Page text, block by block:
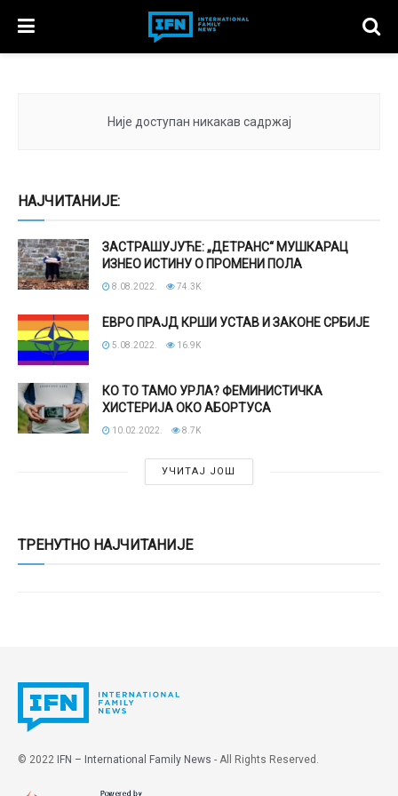
Није доступан никакав садржај
НАЈЧИТАНИЈЕ:
ЗАСТРАШУЈУЋЕ: „ДЕТРАНС“ МУШКАРАЦ
ИЗНЕО ИСТИНУ О ПРОМЕНИ ПОЛА
8.08.2022. 74.3K
ЕВРО ПРАЈД КРШИ УСТАВ И ЗАКОНЕ СРБИЈЕ
5.08.2022. 16.9K
КО ТО ТАМО УРЛА? ФЕМИНИСТИЧКА
ХИСТЕРИЈА ОКО АБОРТУСА
10.02.2022. 8.7K
УЧИТАЈ ЈОШ
ТРЕНУТНО НАЈЧИТАНИЈЕ
© 2022 IFN – International Family News - All Rights Reserved.